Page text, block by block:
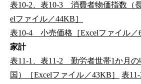
表10-2、表10-3 消費者物価指数（
elファイル／44KB］
表10-4 小売価格［Excelファイル／
家計
表11-1、表11-2 勤労者世帯1か月の
国）［Excelファイル／43KB］
表